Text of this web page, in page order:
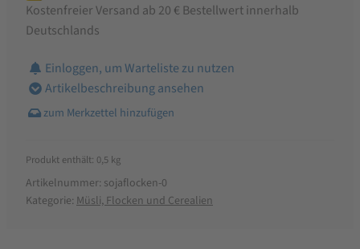
Kostenfreier Versand ab 20 € Bestellwert innerhalb
Deutschlands
Einloggen, um Warteliste zu nutzen
Artikelbeschreibung ansehen
Produkt enthält: 0,5 kg
Artikelnummer: sojaflocken-0
Kategorie: Müsli, Flocken und Cerealien